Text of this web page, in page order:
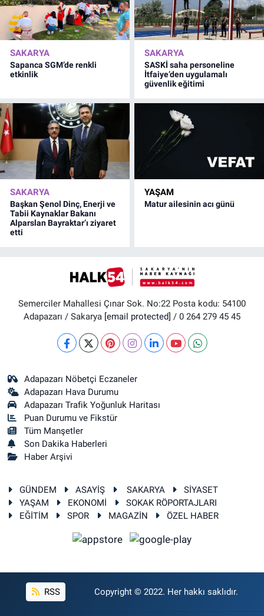
SAKARYA
Sapanca SGM’de renkli
etkinlik
SAKARYA
SASKİ saha personeline
İtfaiye’den uygulamalı
güvenlik eğitimi
SAKARYA
Başkan Şenol Dinç, Enerji ve
Tabii Kaynaklar Bakanı
Alparslan Bayraktar’ı ziyaret
etti
YAŞAM
Matur ailesinin acı günü
Semerciler Mahallesi Çınar Sok. No:22 Posta kodu: 54100
Adapazarı / Sakarya [email protected] / 0 264 279 45 45
Adapazarı Nöbetçi Eczaneler
Adapazarı Hava Durumu
Adapazarı Trafik Yoğunluk Haritası
Puan Durumu ve Fikstür
Tüm Manşetler
Son Dakika Haberleri
Haber Arşivi
GÜNDEM ASAYİŞ SAKARYA
SİYASET
YAŞAM
EKONOMİ
SOKAK RÖPORTAJLARI
EĞİTİM
SPOR MAGAZİN ÖZEL HABER
RSS Copyright © 2022. Her hakkı saklıdır.